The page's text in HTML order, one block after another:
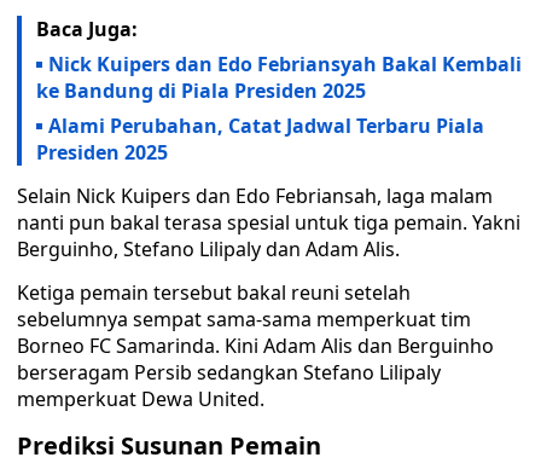
Baca Juga:
Nick Kuipers dan Edo Febriansyah Bakal Kembali
ke Bandung di Piala Presiden 2025
Alami Perubahan, Catat Jadwal Terbaru Piala
Presiden 2025
Selain Nick Kuipers dan Edo Febriansah, laga malam
nanti pun bakal terasa spesial untuk tiga pemain. Yakni
Berguinho, Stefano Lilipaly dan Adam Alis.
Ketiga pemain tersebut bakal reuni setelah
sebelumnya sempat sama-sama memperkuat tim
Borneo FC Samarinda. Kini Adam Alis dan Berguinho
berseragam Persib sedangkan Stefano Lilipaly
memperkuat Dewa United.
Prediksi Susunan Pemain